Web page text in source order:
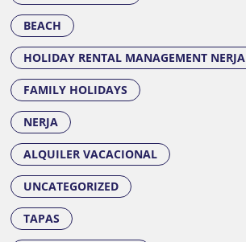
BEACH
HOLIDAY RENTAL MANAGEMENT NERJA
FAMILY HOLIDAYS
NERJA
ALQUILER VACACIONAL
UNCATEGORIZED
TAPAS